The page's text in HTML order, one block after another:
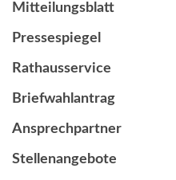
Mitteilungsblatt
Pressespiegel
Rathausservice
Briefwahlantrag
Ansprechpartner
Stellenangebote